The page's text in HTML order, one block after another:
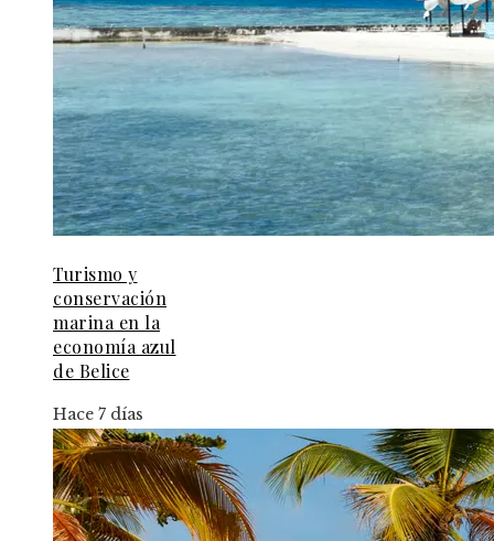
Turismo y
conservación
marina en la
economía azul
de Belice
Hace 7 días